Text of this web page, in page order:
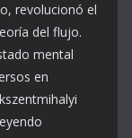
revolucionó el
del flujo.
mental
en